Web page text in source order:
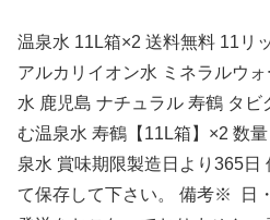
温泉水 11L箱×2 送料無料 11リ
アルカリイオン水 ミネラルウ
水 鹿児島 ナチュラル 寿鶴 タビ
む温泉水 寿鶴【11L箱】×2 数
泉水 賞味期限製造日より365日
て保存して下さい。 備考※ 日